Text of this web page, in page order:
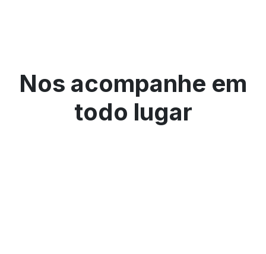
Nos acompanhe em
todo lugar